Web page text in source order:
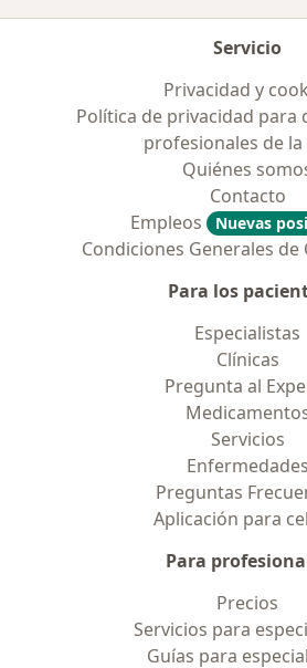
Servicio
Privacidad y
Política de privacidad para
profesionales de la
Quiénes
Contacto
Empleos
Nuevas
Condiciones Generales
Para los
Especialistas
Clínicas
Pregunta al
Servicios
Enfermedades
Preguntas
Aplicación para
Para
Precios
Servicios para
Guías para